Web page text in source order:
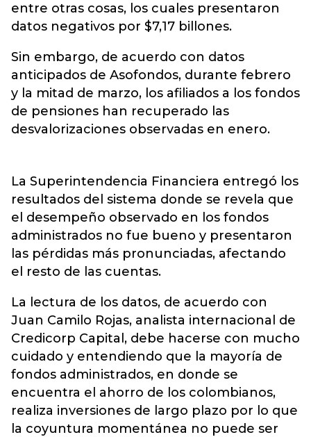
entre otras cosas, los cuales presentaron
datos negativos por $7,17 billones.
Sin embargo, de acuerdo con datos
anticipados de Asofondos, durante febrero
y la mitad de marzo, los afiliados a los fondos
de pensiones han recuperado las
desvalorizaciones observadas en enero.
La Superintendencia Financiera entregó los
resultados del sistema donde se revela que
el desempeño observado en los fondos
administrados no fue bueno y presentaron
las pérdidas más pronunciadas, afectando
el resto de las cuentas.
La lectura de los datos, de acuerdo con
Juan Camilo Rojas, analista internacional de
Credicorp Capital, debe hacerse con mucho
cuidado y entendiendo que la mayoría de
fondos administrados, en donde se
encuentra el ahorro de los colombianos,
realiza inversiones de largo plazo por lo que
la coyuntura momentánea no puede ser